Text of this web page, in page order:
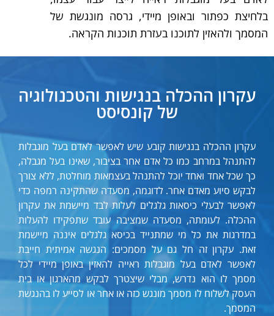
בלחיצת כפתור ובאופן מיידי, גרסה מונגשת של
המסמך ולהאזין לתוכנו בעזרת תוכנות הקראה.
עקרון ההכלה בנגישות והטכנולוגיה
של קונסיסט
עקרון ההכלה בנגישות קובע שיש לאפשר לאדם בעל מוגבלות
להתנהל במרחב כמו כל אדם אחר בציבור, שאינו בעל מגבלה,
כך שכל אחד ואחד יוכל להתנהל בעצמאות מוחלטת, ללא צורך
לבקש סיוע מאדם אחר. לדוגמה, מסעדה שהתקינה רמפה כדי
לאפשר לבעלי כיסאות גלגלים לעלות לבד מיישמת את עקרון
ההכלה. לעומתה, מסעדה שמציבה עובד שתפקידו להעלות
במדרגות את כל מי שמתנייד בכיסא גלגלים איננה מיישמת
זאת. עקרון זה חל גם על מסמכים: הנגשה אמיתית חייבת
לאפשר לאדם בעל מוגבלות ראייה להאזין באופן מיידי לכל
מסמך לו הוא נדרש, מבלי שיצטרך לבקש מהארגון או בית
העסק לשלוח לו מסמך מונגש כזה או אחר או לסייע לו בהנגשת
המסמך.